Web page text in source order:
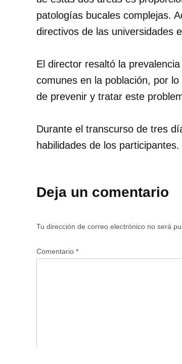
patologías bucales complejas.
directivos de las universidades
El director resaltó la
comunes en la población, por
de prevenir y tratar este
Durante el transcurso de tres
habilidades de los participantes.
Deja un comentario
Tu dirección de correo electrónico no será
Comentario *